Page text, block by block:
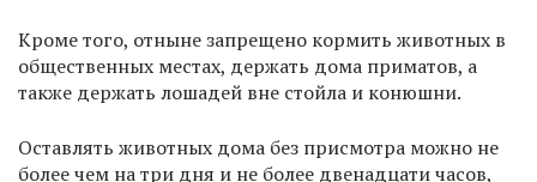
Кроме того, отныне запрещено кормить животных в
общественных местах, держать дома приматов, а
также держать лошадей вне стойла и конюшни.
Оставлять животных дома без присмотра можно не
более чем на три дня и не более двенадцати часов,